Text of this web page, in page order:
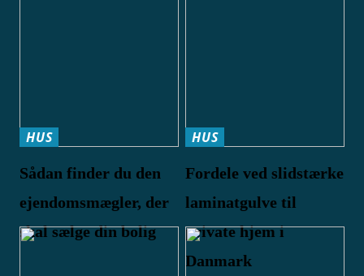
HUS
Sådan finder du den
ejendomsmægler, der
skal sælge din bolig
HUS
Fordele ved slidstærke
laminatgulve til
private hjem i
Danmark